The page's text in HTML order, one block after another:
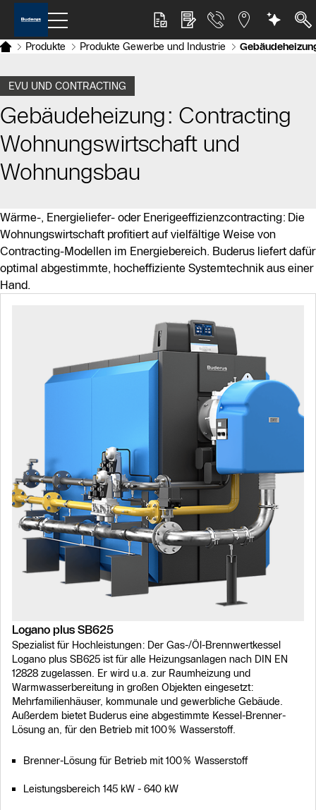
Produkte Produkte Gewerbe und Industrie
EVU UND CONTRACTING
Gebäudeheizung: Contracting
Wohnungswirtschaft und
Wohnungsbau
Wärme-, Energieliefer- oder Enerigeeffizienzcontracting: Die
Wohnungswirtschaft profitiert auf vielfältige Weise von
Contracting-Modellen im Energiebereich. Buderus liefert dafür
optimal abgestimmte, hocheffiziente Systemtechnik aus einer
Hand.
Slider Überspringen
Logano plus SB625
Spezialist für Hochleistungen: Der Gas-/Öl-Brennwertkessel
Logano plus SB625 ist für alle Heizungsanlagen nach DIN EN
12828 zugelassen. Er wird u.a. zur Raumheizung und
Warmwasserbereitung in großen Objekten eingesetzt:
Mehrfamilienhäuser, kommunale und gewerbliche Gebäude.
Außerdem bietet Buderus eine abgestimmte Kessel-Brenner-
Lösung an, für den Betrieb mit 100% Wasserstoff.
Brenner-Lösung für Betrieb mit 100% Wasserstoff
Leistungsbereich 145 kW - 640 kW